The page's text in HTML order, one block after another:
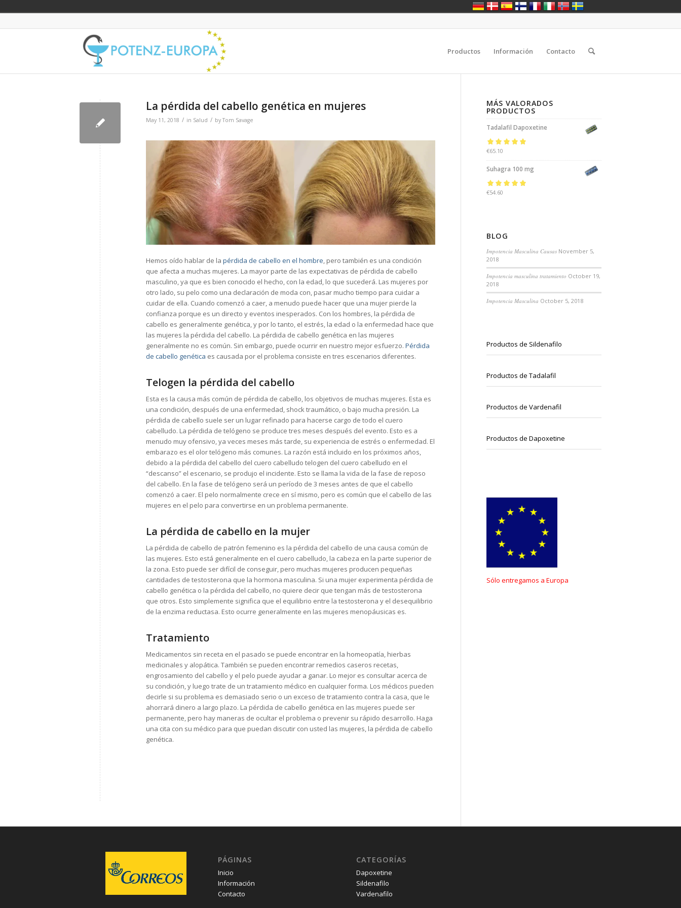
Productos Información Contacto
La pérdida del cabello genética en mujeres
May 11, 2018 / in Salud / byTom Savage
Hemos oído hablar de la pérdida de cabello en el hombre, pero también es una condición
que afecta a muchas mujeres. La mayor parte de las expectativas de pérdida de cabello
masculino, ya que es bien conocido el hecho, con la edad, lo que sucederá. Las mujeres por
otro lado, su pelo como una declaración de moda con, pasar mucho tiempo para cuidar a
cuidar de ella. Cuando comenzó a caer, a menudo puede hacer que una mujer pierde la
confianza porque es un directo y eventos inesperados. Con los hombres, la pérdida de
cabello es generalmente genética, y por lo tanto, el estrés, la edad o la enfermedad hace que
las mujeres la pérdida del cabello. La pérdida de cabello genética en las mujeres
generalmente no es común. Sin embargo, puede ocurrir en nuestro mejor esfuerzo. Pérdida
de cabello genética es causada por el problema consiste en tres escenarios diferentes.
Telogen la pérdida del cabello
Esta es la causa más común de pérdida de cabello, los objetivos de muchas mujeres. Esta es
una condición, después de una enfermedad, shock traumático, o bajo mucha presión. La
pérdida de cabello suele ser un lugar refinado para hacerse cargo de todo el cuero
cabelludo. La pérdida de telógeno se produce tres meses después del evento. Esto es a
menudo muy ofensivo, ya veces meses más tarde, su experiencia de estrés o enfermedad. El
embarazo es el olor telógeno más comunes. La razón está incluido en los próximos años,
debido a la pérdida del cabello del cuero cabelludo telogen del cuero cabelludo en el
“descanso” el escenario, se produjo el incidente. Esto se llama la vida de la fase de reposo
del cabello. En la fase de telógeno será un período de 3 meses antes de que el cabello
comenzó a caer. El pelo normalmente crece en sí mismo, pero es común que el cabello de las
mujeres en el pelo para convertirse en un problema permanente.
La pérdida de cabello en la mujer
La pérdida de cabello de patrón femenino es la pérdida del cabello de una causa común de
las mujeres. Esto está generalmente en el cuero cabelludo, la cabeza en la parte superior de
la zona. Esto puede ser difícil de conseguir, pero muchas mujeres producen pequeñas
cantidades de testosterona que la hormona masculina. Si una mujer experimenta pérdida de
cabello genética o la pérdida del cabello, no quiere decir que tengan más de testosterona
que otros. Esto simplemente significa que el equilibrio entre la testosterona y el desequilibrio
de la enzima reductasa. Esto ocurre generalmente en las mujeres menopáusicas es.
Tratamiento
Medicamentos sin receta en el pasado se puede encontrar en la homeopatía, hierbas
medicinales y alopática. También se pueden encontrar remedios caseros recetas,
engrosamiento del cabello y el pelo puede ayudar a ganar. Lo mejor es consultar acerca de
su condición, y luego trate de un tratamiento médico en cualquier forma. Los médicos pueden
decirle si su problema es demasiado serio o un exceso de tratamiento contra la casa, que le
ahorrará dinero a largo plazo. La pérdida de cabello genética en las mujeres puede ser
permanente, pero hay maneras de ocultar el problema o prevenir su rápido desarrollo. Haga
una cita con su médico para que puedan discutir con usted las mujeres, la pérdida de cabello
genética.
MÁS VALORADOS
PRODUCTOS
Tadalafil Dapoxetine
Rated
of 5
€65.10
Suhagra 100 mg
Rated
€54.60
BLOG
Impotencia Masculina Causas November 5,
2018
Impotencia masculina tratamiento October 19,
2018
Impotencia Masculina October 5, 2018
Productos de Sildenafilo
Productos de Tadalafil
Productos de Vardenafil
Productos de Dapoxetine
Sólo entregamos a Europa
PÁGINAS
Inicio
Información
Contacto
CATEGORÍAS
Dapoxetine
Sildenafilo
Vardenafilo